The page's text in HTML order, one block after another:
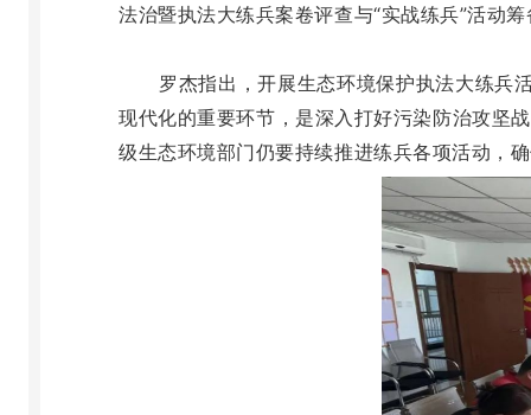
法治暨执法大练兵案卷评查与“实战练兵”活动
罗杰指出，开展生态环境保护执法大练兵
现代化的重要环节，是深入打好污染防治攻坚
级生态环境部门仍要持续推进练兵各项活动，